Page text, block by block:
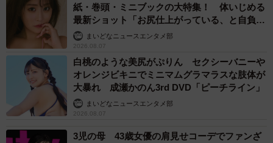
紙・巻頭・ミニブックの大特集！ 体いじめる
最新ショット「お尻仕上がっている、と自負し
ています」「いくつになっても理想の身体でい
たい」
まいどなニュースエンタメ部
2026.08.07
白桃のような美尻がぷりん セクシーバニーや
オレンジビキニでミニマムグラマラスな肢体が
大暴れ 成瀬かのん3rd DVD「ピーチライン」
まいどなニュースエンタメ部
2026.08.07
3児の母 43歳女優の肩見せコーデでファンざ